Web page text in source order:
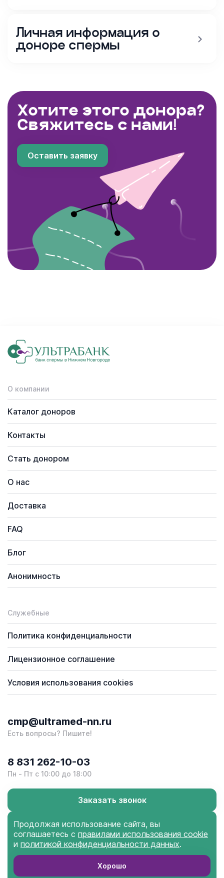
Заказать звонок
Личная информация о
доноре спермы
Хотите этого донора?
Свяжитесь с нами!
Оставить заявку
О компании
Каталог доноров
Контакты
Стать донором
О нас
Доставка
FAQ
Блог
Анонимность
Служебные
Политика конфиденциальности
Лицензионное соглашение
Условия использования cookies
cmp@ultramed-nn.ru
Есть вопросы? Пишите!
8 831 262-10-03
Пн - Пт с 10:00 до 18:00
Заказать звонок
Ультрамед Центр
Медицины Плода © 2026
Продолжая использование сайта, вы
соглашаетесь с правилами использования cookie
и политикой конфиденциальности данных.
Хорошо